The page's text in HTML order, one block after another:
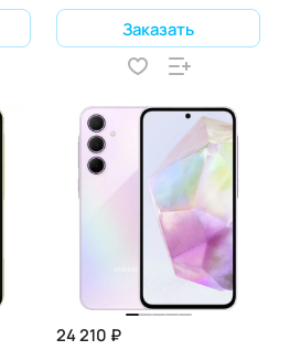
Заказать
24 210 ₽